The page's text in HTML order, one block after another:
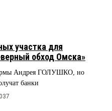
участка для
обход Омска»
Андрея ГОЛУШКО, но
банки